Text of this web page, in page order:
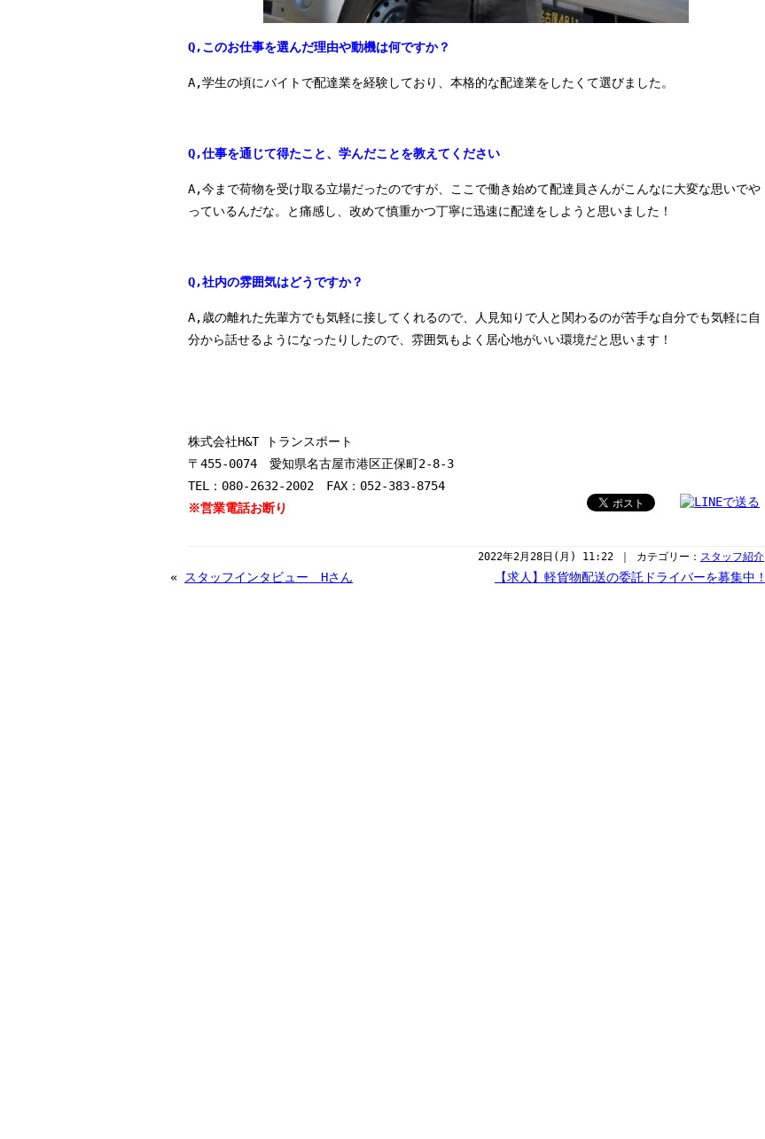
Q,このお仕事を選んだ理由や動機は何ですか？
A,学生の頃にバイトで配達業を経験しており、本格的な配達業をしたくて選びました。
Q,仕事を通じて得たこと、学んだことを教えてください
A,今まで荷物を受け取る立場だったのですが、ここで働き始めて配達員さんがこんなに大変な思いでや
っているんだな。と痛感し、改めて慎重かつ丁寧に迅速に配達をしようと思いました！
Q,社内の雰囲気はどうですか？
A,歳の離れた先輩方でも気軽に接してくれるので、人見知りで人と関わるのが苦手な自分でも気軽に自
分から話せるようになったりしたので、雰囲気もよく居心地がいい環境だと思います！
株式会社H&T トランスポート
〒455-0074 愛知県名古屋市港区正保町2-8-3
TEL：080-2632-2002 FAX：052-383-8754
※営業電話お断り
2022年2月28日(月) 11:22 ｜ カテゴリー： スタッフ紹介
« スタッフインタビュー Hさん 【求人】軽貨物配送の委託ドライバーを募集中！